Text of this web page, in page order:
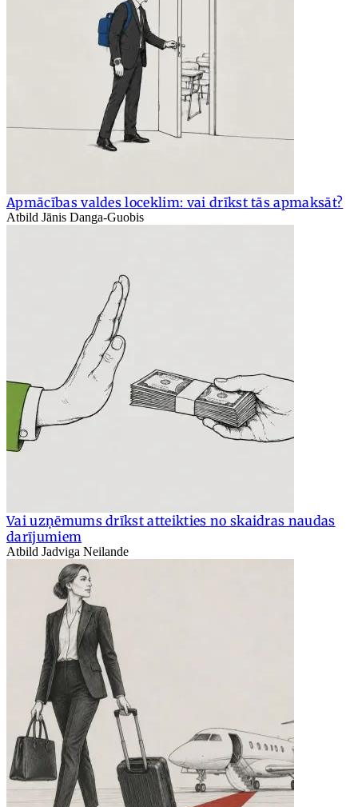
Apmācības valdes loceklim: vai drīkst tās apmaksāt?
Atbild Jānis Danga-Guobis
Vai uzņēmums drīkst atteikties no skaidras naudas
darījumiem
Atbild Jadviga Neilande